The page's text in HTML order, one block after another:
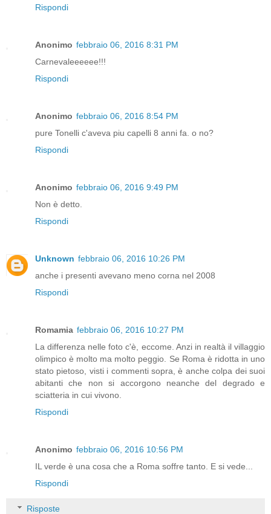
Rispondi
Anonimo febbraio 06, 2016 8:31 PM
Carnevaleeeeee!!!
Rispondi
Anonimo febbraio 06, 2016 8:54 PM
pure Tonelli c'aveva piu capelli 8 anni fa. o no?
Rispondi
Anonimo febbraio 06, 2016 9:49 PM
Non è detto.
Rispondi
Unknown febbraio 06, 2016 10:26 PM
anche i presenti avevano meno corna nel 2008
Rispondi
Romamia febbraio 06, 2016 10:27 PM
La differenza nelle foto c'è, eccome. Anzi in realtà il villaggio
olimpico è molto ma molto peggio. Se Roma è ridotta in uno
stato pietoso, visti i commenti sopra, è anche colpa dei suoi
abitanti che non si accorgono neanche del degrado e
sciatteria in cui vivono.
Rispondi
Anonimo febbraio 06, 2016 10:56 PM
IL verde è una cosa che a Roma soffre tanto. E si vede...
Rispondi
Risposte